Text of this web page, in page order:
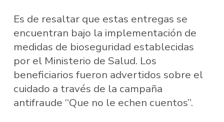
Es de resaltar que estas entregas se
encuentran bajo la implementación de
medidas de bioseguridad establecidas
por el Ministerio de Salud. Los
beneficiarios fueron advertidos sobre el
cuidado a través de la campaña
antifraude “Que no le echen cuentos”.